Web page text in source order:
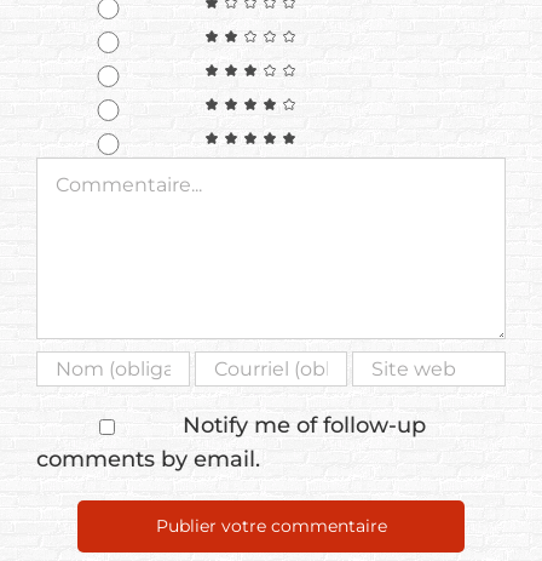
Commentaire
Notify me of follow-up
comments by email.